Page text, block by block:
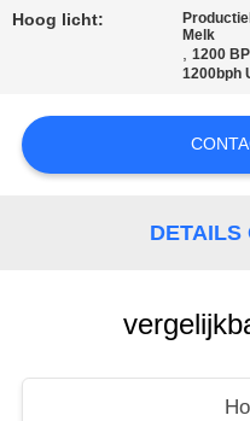
Hoog licht:
Melk
,1200
1200bph
DETAILS